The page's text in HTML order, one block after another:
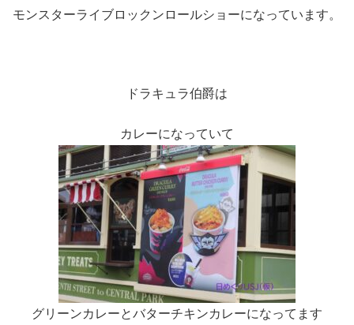
モンスターライブロックンロールショーになっています。
ドラキュラ伯爵は
カレーになっていて
グリーンカレーとバターチキンカレーになってます